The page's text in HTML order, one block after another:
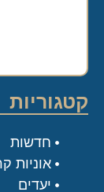
קטגוריות
חדשות
אוניות
יעדים